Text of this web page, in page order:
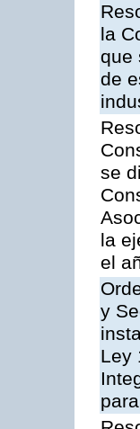
la
que
de
se
la
el
y
Ley